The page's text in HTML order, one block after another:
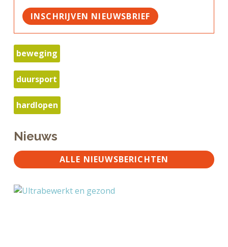
INSCHRIJVEN NIEUWSBRIEF
beweging
duursport
hardlopen
Nieuws
ALLE NIEUWSBERICHTEN